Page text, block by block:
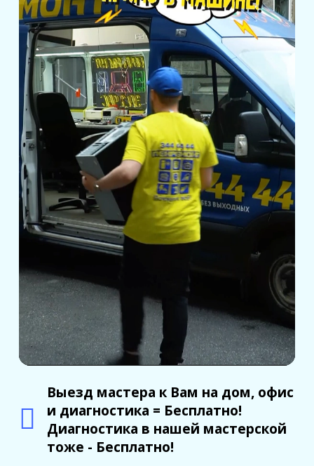
Выезд мастера к Вам на дом, офис
и диагностика = Бесплатно!
Диагностика в нашей мастерской
тоже - Бесплатно!